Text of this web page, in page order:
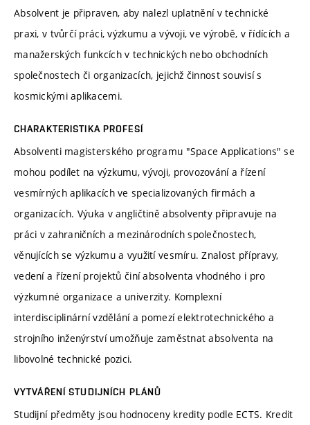
Absolvent je připraven, aby nalezl uplatnění v technické
praxi, v tvůrčí práci, výzkumu a vývoji, ve výrobě, v řídících a
manažerských funkcích v technických nebo obchodních
společnostech či organizacích, jejichž činnost souvisí s
kosmickými aplikacemi.
CHARAKTERISTIKA PROFESÍ
Absolventi magisterského programu "Space Applications" se
mohou podílet na výzkumu, vývoji, provozování a řízení
vesmírných aplikacích ve specializovaných firmách a
organizacích. Výuka v angličtině absolventy připravuje na
práci v zahraničních a mezinárodních společnostech,
věnujících se výzkumu a využití vesmíru. Znalost přípravy,
vedení a řízení projektů činí absolventa vhodného i pro
výzkumné organizace a univerzity. Komplexní
interdisciplinární vzdělání a pomezí elektrotechnického a
strojního inženýrství umožňuje zaměstnat absolventa na
libovolné technické pozici.
VYTVÁŘENÍ STUDIJNÍCH PLÁNŮ
Studijní předměty jsou hodnoceny kredity podle ECTS. Kredit